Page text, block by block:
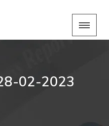
02-2023